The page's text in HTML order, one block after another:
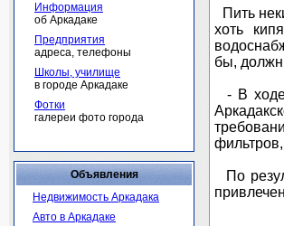
Информация
об Аркадаке
Предприятия
адреса, телефоны
Школы, училище
в городе Аркадаке
Фотки
галереи фото города
Объявления
Недвижимость Аркадака
Авто в Аркадаке
Пить
хоть
бы,
- В ходе
По